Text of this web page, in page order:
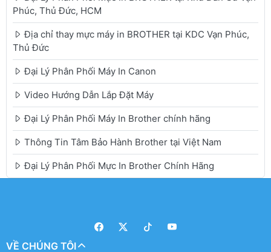
Phúc, Thủ Đức, HCM
Địa chỉ thay mực máy in BROTHER tại KDC Vạn Phúc,
Thủ Đức
Đại Lý Phân Phối Máy In Canon
Video Hướng Dẫn Lắp Đặt Máy
Đại Lý Phân Phối Máy In Brother chính hãng
Thông Tin Tâm Bảo Hành Brother tại Việt Nam
Đại Lý Phân Phối Mực In Brother Chính Hãng
VỀ CHÚNG TÔI